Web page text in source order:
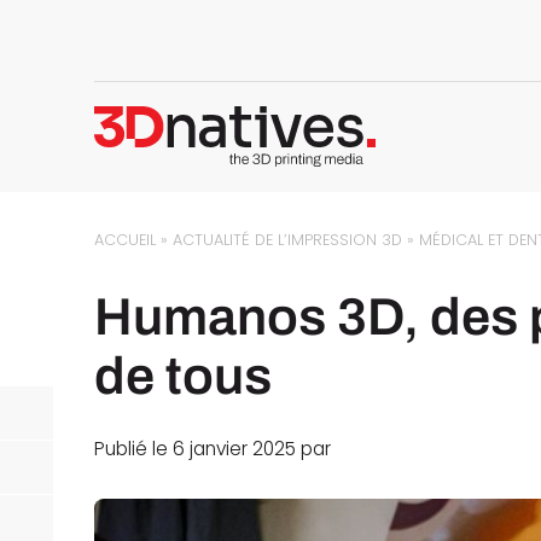
ACCUEIL »ACTUALITÉ DE L’IMPRESSION 3D » MÉDICAL ET
Humanos 3D,
de tous
Publié le 6 janvier 2025 par